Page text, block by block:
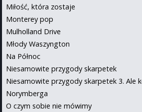
Miłość, która zostaje
Monterey pop
Mulholland Drive
Młody Waszyngton
Na Północ
Niesamowite przygody skarpetek
Niesamowite przygody skarpetek 3. Ale
Norymberga
O czym sobie nie mówimy